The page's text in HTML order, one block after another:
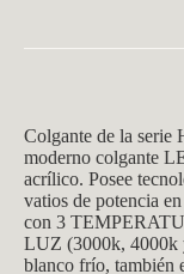
Colgante de la
moderno colgante
acrílico. Posee
vatios de potencia
con 3
LUZ (3000k, 4000k
blanco frío, también